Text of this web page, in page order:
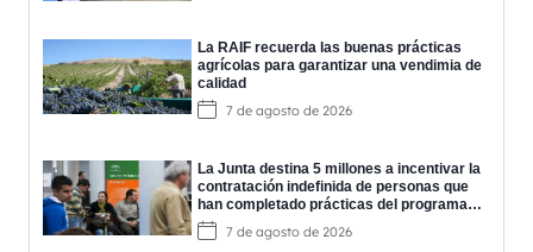
La RAIF recuerda las buenas prácticas
agrícolas para garantizar una vendimia de
calidad
7 de agosto de 2026
La Junta destina 5 millones a incentivar la
contratación indefinida de personas que
han completado prácticas del programa
EPES
7 de agosto de 2026